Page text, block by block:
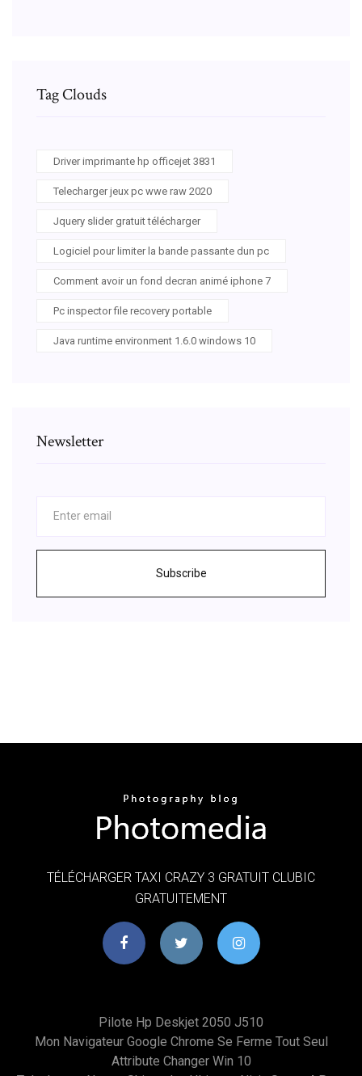
Tag Clouds
Driver imprimante hp officejet 3831
Telecharger jeux pc wwe raw 2020
Jquery slider gratuit télécharger
Logiciel pour limiter la bande passante dun pc
Comment avoir un fond decran animé iphone 7
Pc inspector file recovery portable
Java runtime environment 1.6.0 windows 10
Newsletter
Subscribe
TÉLÉCHARGER TAXI CRAZY 3 GRATUIT CLUBIC
GRATUITEMENT
Pilote Hp Deskjet 2050 J510
Mon Navigateur Google Chrome Se Ferme Tout Seul
Attribute Changer Win 10